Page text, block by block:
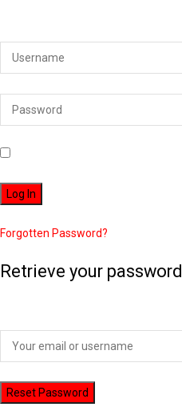
Forgotten Password?
Retrieve your password